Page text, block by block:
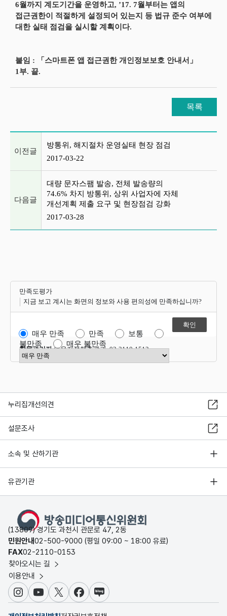
6월까지 계도기간을 운영하고, ’17. 7월부터는 앱의
접근권한이 적절하게 설정되어 있는지 등 법규 준수 여부에
대한 실태 점검을 실시할 계획이다.
붙임 : 「스마트폰 앱 접근권한 개인정보보호 안내서」
1부. 끝.
목록
이전글
방통위, 해지절차 운영실태 현장 점검
2017-03-22
다음글
대량 문자스팸 발송, 전체 발송량의
74.6% 차지 방통위, 상위 사업자에 자체
개선계획 제출 요구 및 현장점검 강화
2017-03-28
만족도평가
지금 보고 계시는 화면의 정보와 사용 편의성에 만족하십니까?
매우 만족 만족
보통
불만족
매우 불만족
만족도 점수 선택
항목관리자이용자정책총괄과 02-2110-1512
누리집개선의견
설문조사
소속 및 산하기관
유관기관
(13809) 경기도 과천시 관문로 47, 2동
민원안내02-500-9000 (평일 09:00 ~ 18:00 유료)
FAX02-2110-0153
찾아오시는 길
이용안내
인스타그램
유튜브X 페이스북
블로그